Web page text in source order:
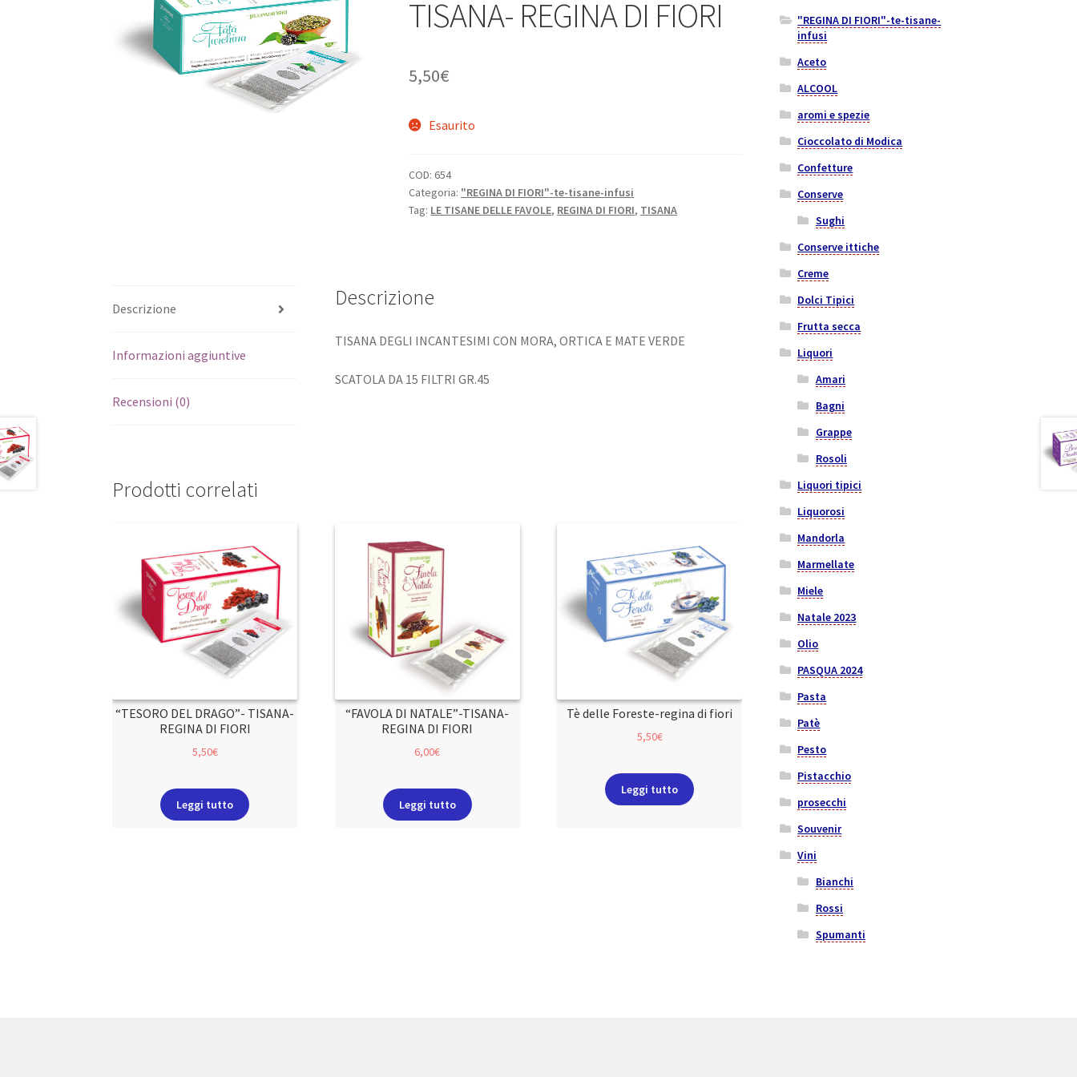
TISANA- REGINA DI FIORI
5,50€
Esaurito
COD: 654
Categoria: "REGINA DI FIORI"-te-tisane-infusi
Tag: LE TISANE DELLE FAVOLE, REGINA DI FIORI, TISANA
Descrizione
Informazioni aggiuntive
Recensioni (0)
Descrizione
TISANA DEGLI INCANTESIMI CON MORA, ORTICA E MATE VERDE
SCATOLA DA 15 FILTRI GR.45
Prodotti correlati
“TESORO DEL DRAGO”- TISANA-
REGINA DI FIORI
5,50€
Leggi tutto
“FAVOLA DI NATALE”-TISANA-
REGINA DI FIORI
6,00€
Leggi tutto
Tè delle Foreste-regina di fiori
5,50€
Leggi tutto
"REGINA DI FIORI"-te-tisane-
infusi
Aceto
ALCOOL
aromi e spezie
Cioccolato di Modica
Confetture
Conserve
Sughi
Conserve ittiche
Creme
Dolci Tipici
Frutta secca
Liquori
Amari
Bagni
Grappe
Rosoli
Liquori tipici
Liquorosi
Mandorla
Marmellate
Miele
Natale 2023
Olio
PASQUA 2024
Pasta
Patè
Pesto
Pistacchio
prosecchi
Souvenir
Vini
Bianchi
Rossi
Spumanti